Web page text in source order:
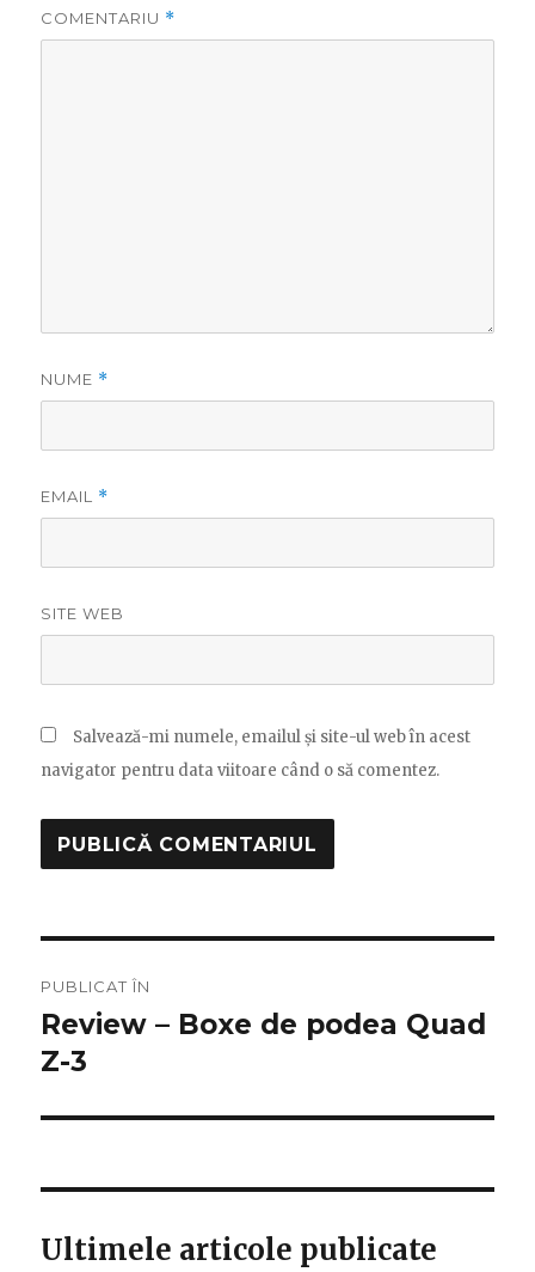
COMENTARIU *
NUME *
EMAIL *
SITE WEB
Salvează-mi numele, emailul și site-ul web în acest
navigator pentru data viitoare când o să comentez.
în
articole
PUBLICAT ÎN
Review – Boxe de podea Quad
Z-3
Ultimele articole publicate